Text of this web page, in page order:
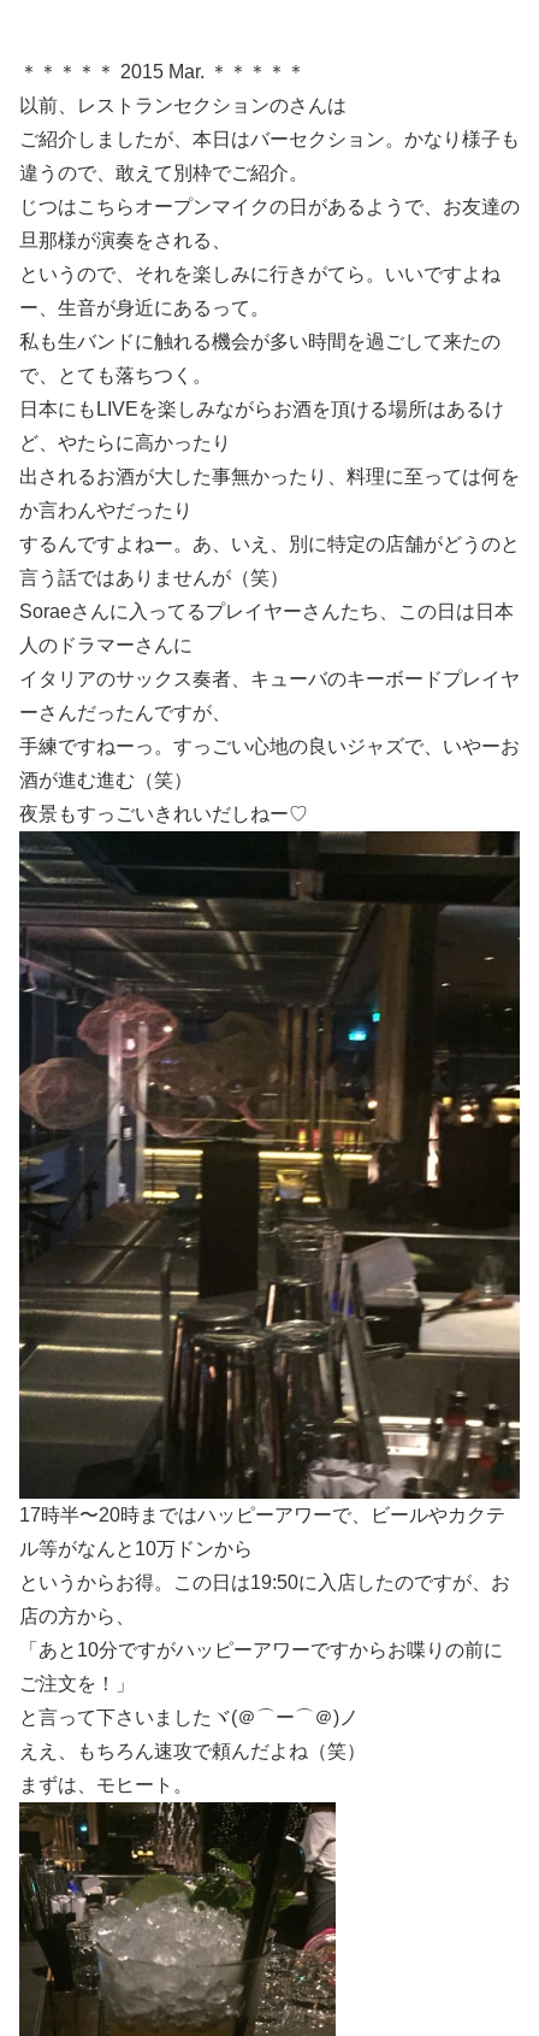
＊＊＊＊＊ 2015 Mar. ＊＊＊＊＊
以前、レストランセクションのさんは
ご紹介しましたが、本日はバーセクション。かなり様子も
違うので、敢えて別枠でご紹介。
じつはこちらオープンマイクの日があるようで、お友達の
旦那様が演奏をされる、
というので、それを楽しみに行きがてら。いいですよね
ー、生音が身近にあるって。
私も生バンドに触れる機会が多い時間を過ごして来たの
で、とても落ちつく。
日本にもLIVEを楽しみながらお酒を頂ける場所はあるけ
ど、やたらに高かったり
出されるお酒が大した事無かったり、料理に至っては何を
か言わんやだったり
するんですよねー。あ、いえ、別に特定の店舗がどうのと
言う話ではありませんが（笑）
Soraeさんに入ってるプレイヤーさんたち、この日は日本
人のドラマーさんに
イタリアのサックス奏者、キューバのキーボードプレイヤ
ーさんだったんですが、
手練ですねーっ。すっごい心地の良いジャズで、いやーお
酒が進む進む（笑）
夜景もすっごいきれいだしねー♡
17時半〜20時まではハッピーアワーで、ビールやカクテ
ル等がなんと10万ドンから
というからお得。この日は19:50に入店したのですが、お
店の方から、
「あと10分ですがハッピーアワーですからお喋りの前に
ご注文を！」
と言って下さいましたヾ(＠⌒ー⌒＠)ノ
ええ、もちろん速攻で頼んだよね（笑）
まずは、モヒート。